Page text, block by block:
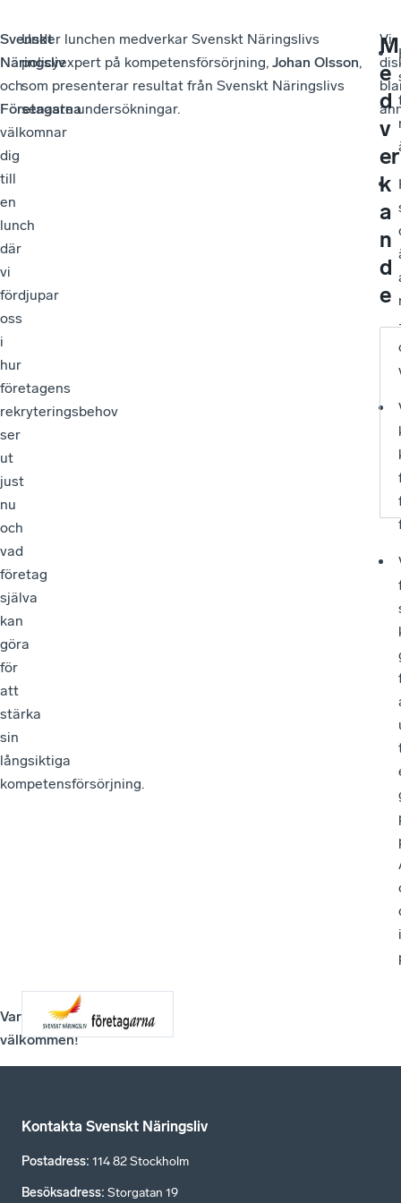
Svenskt
Näringsliv
och
Företagarna
välkomnar
dig
till
en
lunch
där
vi
fördjupar
oss
i
hur
företagens
rekryteringsbehov
ser
ut
just
nu
och
vad
företag
själva
kan
göra
för
att
stärka
sin
långsiktiga
kompetensförsörjning.
Under lunchen medverkar Svenskt Näringslivs
policyexpert på kompetensförsörjning, Johan Olsson,
som presenterar resultat från Svenskt Näringslivs
senaste undersökningar.
Vi
i
M
e
d
v
er
k
a
n
d
e
Varmt
välkommen!
Kontakta Svenskt Näringsliv
Postadress: 114 82 Stockholm
Besöksadress: Storgatan 19